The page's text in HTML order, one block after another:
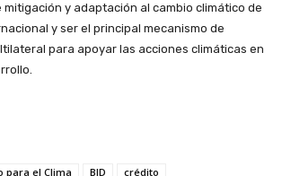
mitigación y adaptación al cambio climático de
y ser el principal mecanismo de
para apoyar las acciones climáticas en
para el Clima BID
crédito